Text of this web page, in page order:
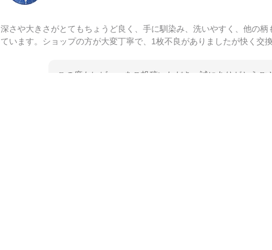
深さや大きさがとてもちょうど良く、手に馴染み、洗いやすく、他の
ています。ショップの方が大変丁寧で、1枚不良がありましたが快く交
この度もレビューをご投稿いただき、誠にありがとう